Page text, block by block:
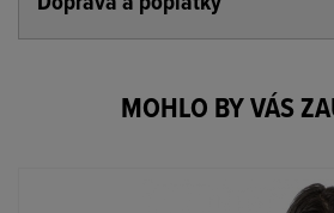
MOHLO BY VÁS